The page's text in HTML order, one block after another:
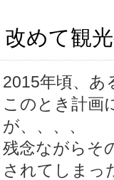
改めて観
2015年頃、あ
このとき計画
が、、、、
残念ながらそ
されてしまっ